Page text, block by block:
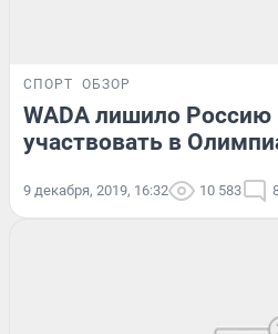
СПОРТ ОБЗОР
WADA лишило Россию
участвовать в
9 декабря, 2019, 16:32 10 583